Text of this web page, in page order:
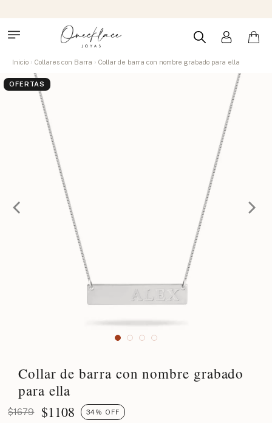
Inicio Collares con Barra Collar de barra con nombre grabado para ella
OFERTAS
Collar de barra con nombre grabado
para ella
$1679 $1108 34% OFF